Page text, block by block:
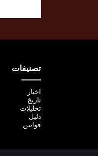
تصنيفات
اخبار
تاريخ
تحليلات
دليل
قوانين